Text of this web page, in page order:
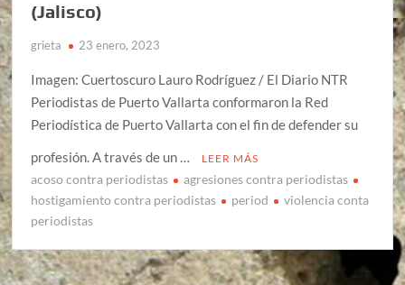
(Jalisco)
grieta 23 enero, 2023
Imagen: Cuertoscuro Lauro Rodríguez / El Diario NTR
Periodistas de Puerto Vallarta conformaron la Red
Periodística de Puerto Vallarta con el fin de defender su
profesión. A través de un …
LEER MÁS
acoso contra periodistas
agresiones contra periodistas
hostigamiento contra periodistas
period
violencia conta
periodistas